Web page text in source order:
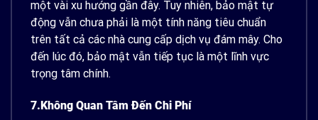
một vài xu hướng gần đây. Tuy nhiên, bảo mật tự
động vẫn chưa phải là một tính năng tiêu chuẩn
trên tất cả các nhà cung cấp dịch vụ đám mây. Cho
đến lúc đó, bảo mật vẫn tiếp tục là một lĩnh vực
trọng tâm chính.
7.Không Quan Tâm Đến Chi Phí